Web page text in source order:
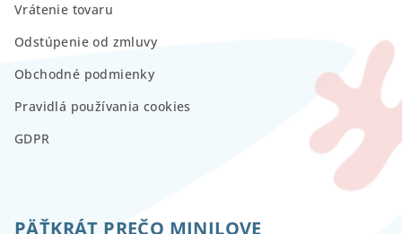
Vrátenie tovaru
Odstúpenie od zmluvy
Obchodné podmienky
Pravidlá používania cookies
GDPR
PÄŤKRÁT PREČO MINILOVE